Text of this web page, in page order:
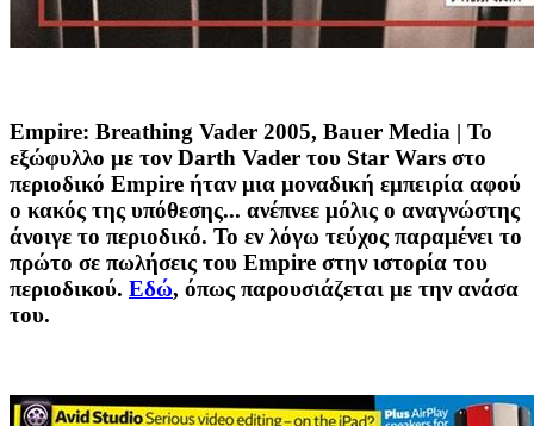
Empire: Breathing Vader 2005, Bauer Media | Το
εξώφυλλο με τον Darth Vader του Star Wars στο
περιοδικό Empire ήταν μια μοναδική εμπειρία αφού
ο κακός της υπόθεσης... ανέπνεε μόλις ο αναγνώστης
άνοιγε το περιοδικό. Το εν λόγω τεύχος παραμένει το
πρώτο σε πωλήσεις του Empire στην ιστορία του
περιοδικού. Εδώ, όπως παρουσιάζεται με την ανάσα
του.